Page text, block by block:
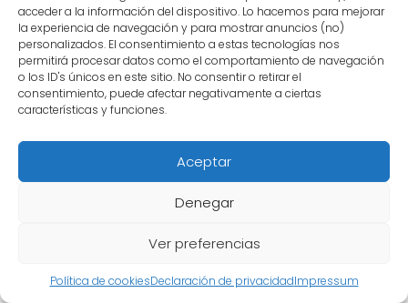
acceder a la información del dispositivo. Lo hacemos para mejorar
la experiencia de navegación y para mostrar anuncios (no)
personalizados. El consentimiento a estas tecnologías nos
permitirá procesar datos como el comportamiento de navegación
o los ID's únicos en este sitio. No consentir o retirar el
consentimiento, puede afectar negativamente a ciertas
características y funciones.
Aceptar
Denegar
Ver preferencias
Política de cookiesDeclaración de privacidadImpressum
constante y a su desarrollo como luchador.
Otros, sin embargo, creen que Goku sigue
siendo el más alto debido a su posición como
protagonista principal y su estatura
En última instancia, la altura de los personajes
en Dragon Ball puede ser un tema subjetivo y
puede tener su propia opinión sobre quién es
más alto, basada en su percepción personal